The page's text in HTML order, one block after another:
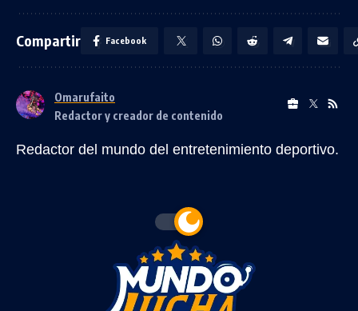
Compartir Facebook
Omarufaito
Redactor y creador de contenido
Redactor del mundo del entretenimiento deportivo.